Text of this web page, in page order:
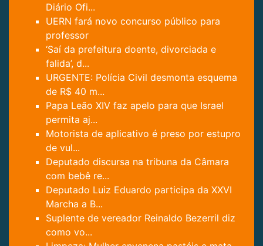
Diário Ofi...
UERN fará novo concurso público para
professor
‘Saí da prefeitura doente, divorciada e
falida’, d...
URGENTE: Polícia Civil desmonta esquema
de R$ 40 m...
Papa Leão XIV faz apelo para que Israel
permita aj...
Motorista de aplicativo é preso por estupro
de vul...
Deputado discursa na tribuna da Câmara
com bebê re...
Deputado Luiz Eduardo participa da XXVI
Marcha a B...
Suplente de vereador Reinaldo Bezerril diz
como vo...